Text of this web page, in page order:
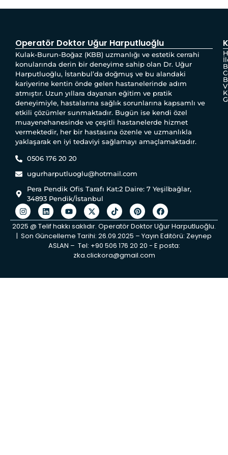
Operatör Doktor Uğur Harputluoğlu
Kulak-Burun-Boğaz (KBB) uzmanlığı ve estetik cerrahi
konularında derin bir deneyime sahip olan Dr. Uğur
Harputluoğlu, İstanbul’da doğmuş ve bu alandaki
kariyerine kentin önde gelen hastanelerinde adım
atmıştır. Uzun yıllara dayanan eğitim ve pratik
deneyimiyle, hastalarına sağlık sorunlarına kapsamlı ve
etkili çözümler sunmaktadır. Bugün ise kendi özel
muayenehanesinde ve çeşitli hastanelerde hizmet
vermektedir, her bir hastasına özenle ve uzmanlıkla
yaklaşarak en iyi tedaviyi sağlamayı amaçlamaktadır.
0506 176 20 20
ugurharputluoglu@hotmail.com
Pera Pendik Ofis Tarafı Kat:2 Daire: 7 Yeşilbağlar,
34893 Pendik/İstanbul
2025 @ Telif hakkı saklıdır. Operatör Doktor Uğur Harputluoğlu.
| Son Güncelleme Tarihi: 26.09.2025 – Yayın Editörü: Zeynep
ASLAN – Tel: +90 506 176 20 20 ‬- E posta:
zka.clickora@gmail.com